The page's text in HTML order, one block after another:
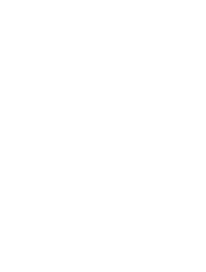
tela.